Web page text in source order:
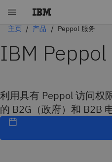
主页 产品 Peppol 服务
IBM Peppol
利用具有 Peppol 访问权
的 B2G（政府）和 B2B